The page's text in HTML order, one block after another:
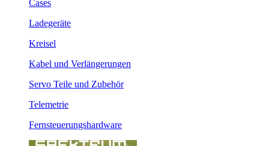
Cases
Ladegeräte
Kreisel
Kabel und Verlängerungen
Servo Teile und Zubehör
Telemetrie
Fernsteuerungshardware